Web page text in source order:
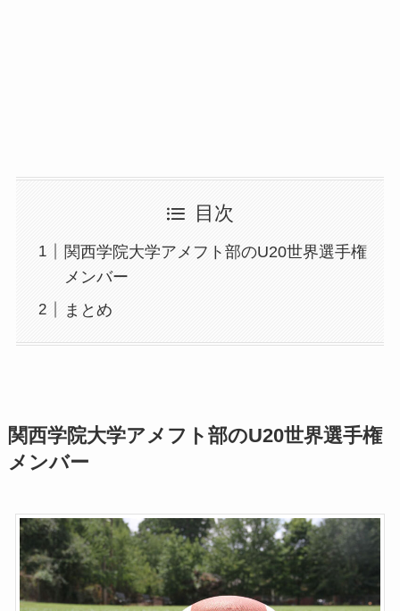
目次
関西学院大学アメフト部のU20世界選手権
メンバー
まとめ
関西学院大学アメフト部のU20世界選手権
メンバー